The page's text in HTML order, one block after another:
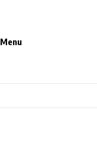
Menu